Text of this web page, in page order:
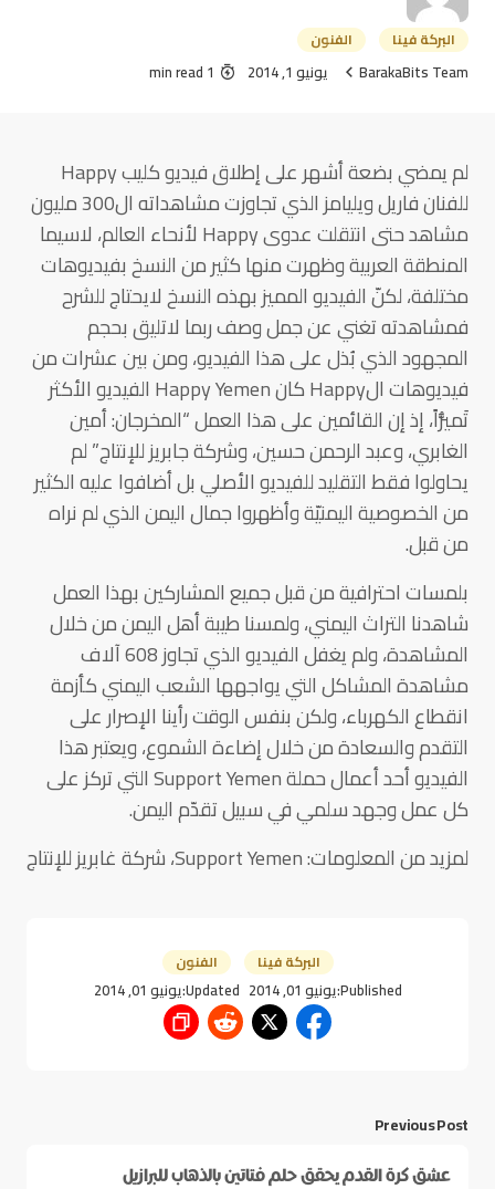
البركة فينا الفنون
BarakaBits Team يونيو 1, 2014 1 min read
لم يمضي بضعة أشهر على إطلاق فيديو كليب Happy
للفنان فاريل ويليامز الذي تجاوزت مشاهداته ال300 مليون
مشاهد حتى انتقلت عدوى Happy لأنحاء العالم، لاسيما
المنطقة العربية وظهرت منها كثير من النسخ بفيديوهات
مختلفة، لكنّ الفيديو المميز بهذه النسخ لايحتاج للشرح
فمشاهدته تغني عن جمل وصف ربما لاتليق بحجم
المجهود الذي بُذل على هذا الفيديو، ومن بين عشرات من
فيديوهات الHappy كان Happy Yemen الفيديو الأكثر
تَميُّزاً، إذ إن القائمين على هذا العمل “المخرجان: أمين
الغابري، وعبد الرحمن حسين، وشركة جابريز للإنتاج” لم
يحاولوا فقط التقليد للفيديو الأصلي بل أضافوا عليه الكثير
من الخصوصية اليمنيّة وأظهروا جمال اليمن الذي لم نراه
من قبل.
بلمسات احترافية من قبل جميع المشاركين بهذا العمل
شاهدنا التراث اليمني، ولمسنا طيبة أهل اليمن من خلال
المشاهدة، ولم يغفل الفيديو الذي تجاوز 608 آلاف
مشاهدة المشاكل التي يواجهها الشعب اليمني كأزمة
انقطاع الكهرباء، ولكن بنفس الوقت رأينا الإصرار على
التقدم والسعادة من خلال إضاءة الشموع، ويعتبر هذا
الفيديو أحد أعمال حملة Support Yemen التي تركز على
كل عمل وجهد سلمي في سبيل تقدّم اليمن.
لمزيد من المعلومات: Support Yemen، شركة غابريز للإنتاج
البركة فينا الفنون
Published:يونيو 01, 2014 Updated:يونيو 01, 2014
Previous Post
عشق كرة القدم يحقق حلم فتاتين بالذهاب للبرازيل